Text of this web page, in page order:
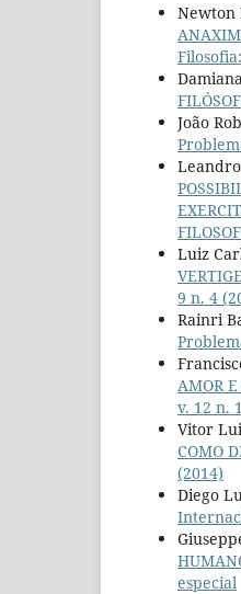
Newton
João
Luiz
9 n. 4
Rainri
AMOR
v. 12 n.
Vitor
COMO
(2014)
Diego
especial